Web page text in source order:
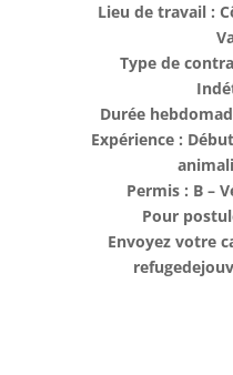
Lieu de travail :
Type de
Durée
Expérience :
Permis : B –
Pour
Envoyez votre